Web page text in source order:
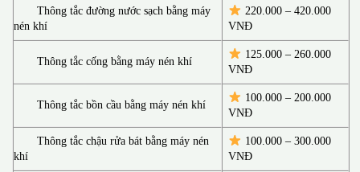
Thông tắc đường nước sạch bằng máy
nén khí
220.000 – 420.000
VNĐ
Thông tắc cống bằng máy nén khí
125.000 – 260.000
VNĐ
Thông tắc bồn cầu bằng máy nén khí
100.000 – 200.000
VNĐ
Thông tắc chậu rửa bát bằng máy nén
khí
100.000 – 300.000
VNĐ